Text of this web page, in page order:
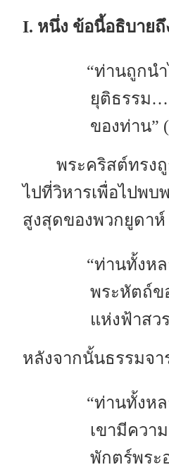
I. หนึ่ง ข้อนี้อธิบาย
“ท่านถูกน
ยุติธรรม…
ของท่าน”
พระคริสต์ทรง
ไปที่วิหารเพื่อไปพบ
สูงสุดของพวกยูดาห์
“ท่านทั้งห
พระหัตถ์ข
แห่งฟ้าสว
หลังจากนั้นธรรมจา
“ท่านทั้งห
เขามีควา
พักตร์พระ